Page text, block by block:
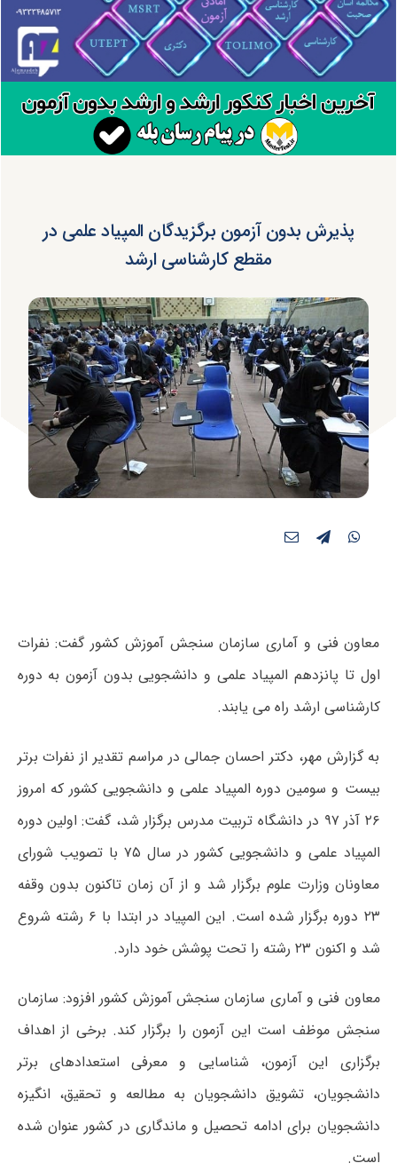
پذیرش بدون آزمون برگزیدگان المپیاد علمی در
مقطع کارشناسی ارشد
معاون فنی و آماری سازمان سنجش آموزش کشور گفت: نفرات
اول تا پانزدهم المپیاد علمی و دانشجویی بدون آزمون به دوره
کارشناسی ارشد راه می یابند.
به گزارش مهر، دکتر احسان جمالی در مراسم تقدیر از نفرات برتر
بیست و سومین دوره المپیاد علمی و دانشجویی کشور که امروز
۲۶ آذر ۹۷ در دانشگاه تربیت مدرس برگزار شد، گفت: اولین دوره
المپیاد علمی و دانشجویی کشور در سال ۷۵ با تصویب شورای
معاونان وزارت علوم برگزار شد و از آن زمان تاکنون بدون وقفه
۲۳ دوره برگزار شده است. این المپیاد در ابتدا با ۶ رشته شروع
شد و اکنون ۲۳ رشته را تحت پوشش خود دارد.
معاون فنی و آماری سازمان سنجش آموزش کشور افزود: سازمان
سنجش موظف است این آزمون را برگزار کند. برخی از اهداف
برگزاری این آزمون، شناسایی و معرفی استعدادهای برتر
دانشجویان، تشویق دانشجویان به مطالعه و تحقیق، انگیزه
دانشجویان برای ادامه تحصیل و ماندگاری در کشور عنوان شده
است.